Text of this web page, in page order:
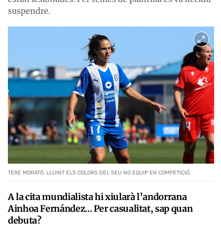
suspendre.
TERE MORATÓ, LLUINT ELS COLORS DEL SEU NO EQUIP EN COMPETICIÓ.
A la cita mundialista hi xiularà l’andorrana
Ainhoa Fernández... Per casualitat, sap quan
debuta?